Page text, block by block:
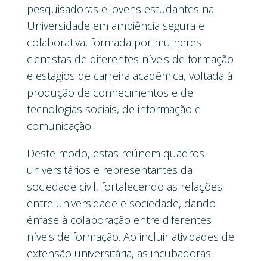
pesquisadoras e jovens estudantes na
Universidade em ambiência segura e
colaborativa, formada por mulheres
cientistas de diferentes níveis de formação
e estágios de carreira acadêmica, voltada à
produção de conhecimentos e de
tecnologias sociais, de informação e
comunicação.
Deste modo, estas reúnem quadros
universitários e representantes da
sociedade civil, fortalecendo as relações
entre universidade e sociedade, dando
ênfase à colaboração entre diferentes
níveis de formação. Ao incluir atividades de
extensão universitária, as incubadoras